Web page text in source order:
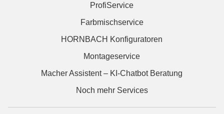
ProfiService
Farbmischservice
HORNBACH Konfiguratoren
Montageservice
Macher Assistent – KI-Chatbot Beratung
Noch mehr Services